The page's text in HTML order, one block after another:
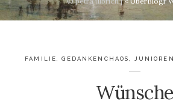
FAMILIE ,GEDANKENCHAOS JUNIOREN
Wünsche